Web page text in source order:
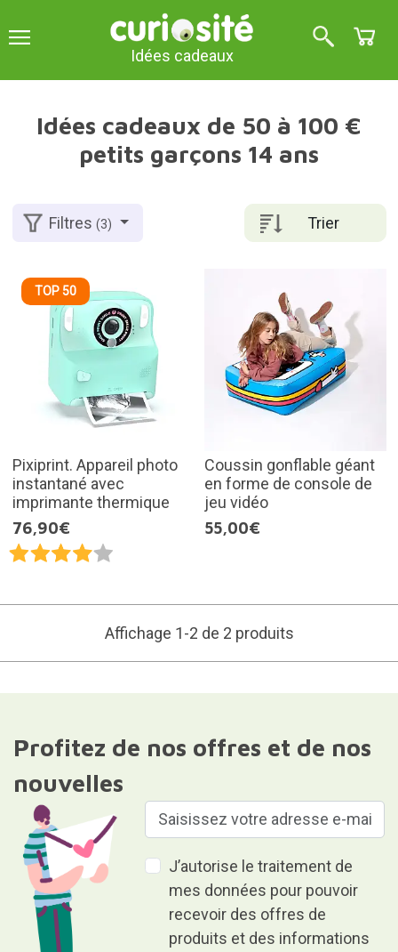
Idées cadeaux
Idées cadeaux de 50 à 100 €
petits garçons 14 ans
Trier
Filtres(3)
TOP 50
Pixiprint. Appareil photo
instantané avec
imprimante thermique
76,90€
Coussin gonflable géant
en forme de console de
jeu vidéo
55,00€
Affichage 1-2 de 2 produits
Profitez de nos offres et de nos
nouvelles
J’autorise le traitement de
mes données pour pouvoir
recevoir des offres de
produits et des informations